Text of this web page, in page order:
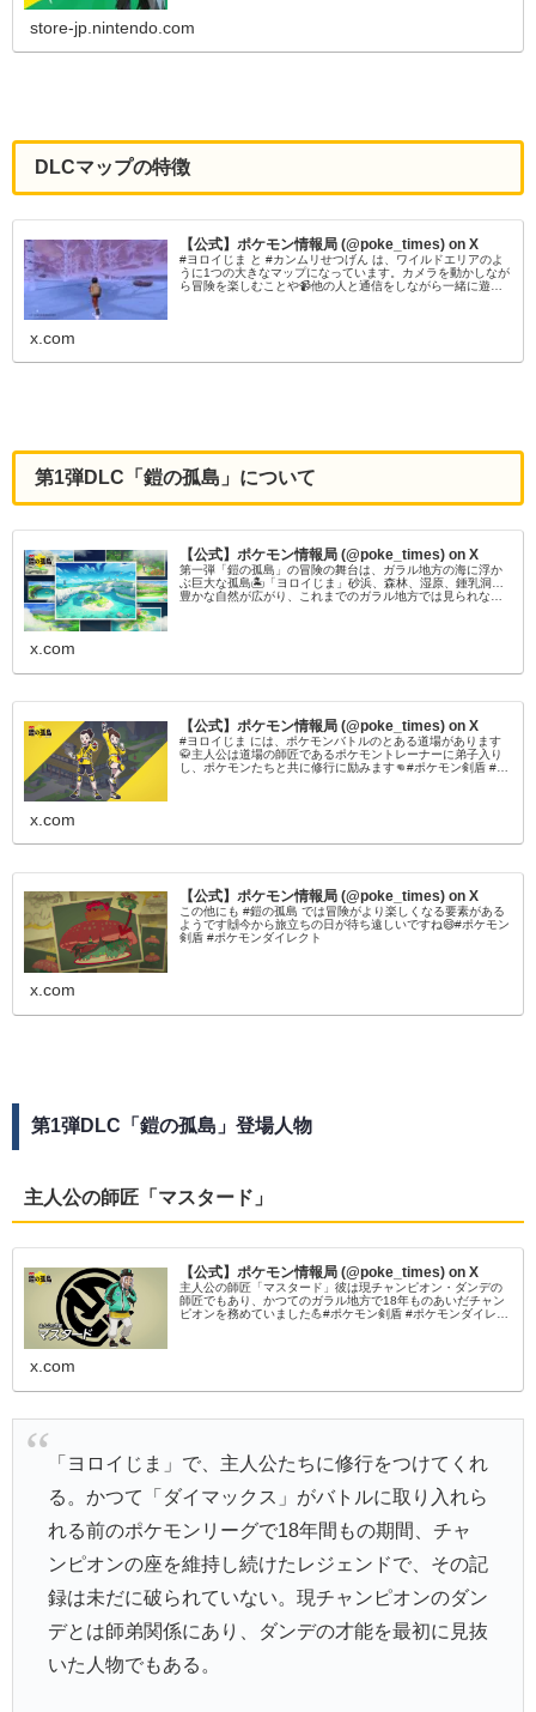
store-jp.nintendo.com
DLCマップの特徴
【公式】ポケモン情報局 (@poke_times) on X
#ヨロイじま と #カンムリせつげん は、ワイルドエリアのよ
うに1つの大きなマップになっています。カメラを動かしなが
ら冒険を楽しむことや📹他の人と通信をしながら一緒に遊ぶ
x.com
第1弾DLC「鎧の孤島」について
【公式】ポケモン情報局 (@poke_times) on X
第一弾「鎧の孤島」の冒険の舞台は、ガラル地方の海に浮か
ぶ巨大な孤島🏝「ヨロイじま」砂浜、森林、湿原、鍾乳洞…
豊かな自然が広がり、これまでのガラル地方では見られなか
x.com
【公式】ポケモン情報局 (@poke_times) on X
#ヨロイじま には、ポケモンバトルのとある道場があります
🥋主人公は道場の師匠であるポケモントレーナーに弟子入り
し、ポケモンたちと共に修行に励みます👊#ポケモン剣盾 #ポ
x.com
【公式】ポケモン情報局 (@poke_times) on X
この他にも #鎧の孤島 では冒険がより楽しくなる要素がある
ようです🙌今から旅立ちの日が待ち遠しいですね😄#ポケモン
剣盾 #ポケモンダイレクト
x.com
第1弾DLC「鎧の孤島」登場人物
主人公の師匠「マスタード」
【公式】ポケモン情報局 (@poke_times) on X
主人公の師匠「マスタード」彼は現チャンピオン・ダンデの
師匠でもあり、かつてのガラル地方で18年ものあいだチャン
ピオンを務めていました💪#ポケモン剣盾 #ポケモンダイレク
x.com
「ヨロイじま」で、主人公たちに修行をつけてくれ
る。かつて「ダイマックス」がバトルに取り入れら
れる前のポケモンリーグで18年間もの期間、チャ
ンピオンの座を維持し続けたレジェンドで、その記
録は未だに破られていない。現チャンピオンのダン
デとは師弟関係にあり、ダンデの才能を最初に見抜
いた人物でもある。